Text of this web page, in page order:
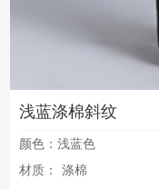
浅蓝涤棉斜纹
颜色：浅蓝色
材质：
涤棉